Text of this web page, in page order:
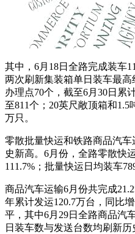
其中，6月18日全路完成装车
两次刷新集装箱单日装车最
办理点70个，截至6月30日累
至811个；20英尺敞顶箱和1.5
万只。
零散批量快运和铁路商品汽
史新高。6月份，全路零散快
111.7%；批量快运日均装车
商品汽车运输6月份共完成
年累计发运120.7万台，同比
平，其中6月29日全路商品汽
日装车数与发送台数均刷新历